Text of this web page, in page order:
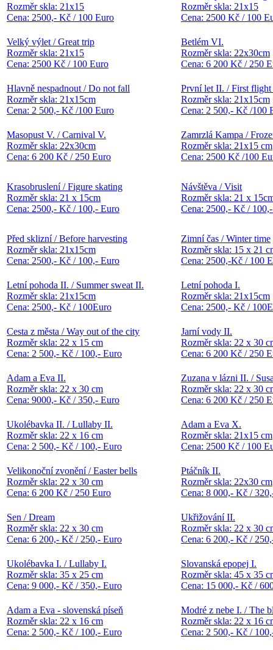
Rozměr skla: 21x15
Cena: 2500,- Kč / 100 Euro
Rozměr skla: 21x15
Cena: 2500 Kč / 100
Velký výlet / Great trip
Rozměr skla: 21x15
Cena: 2500 Kč / 100 Euro
Betlém VI.
Rozměr skla: 22x30cm
Cena: 6 200 Kč / 250
Hlavně nespadnout / Do not fall
Rozměr skla: 21x15cm
Cena: 2 500,- Kč /100 Euro
První let II. / First
Rozměr skla: 21x15cm
Cena: 2 500,- Kč /100
Masopust V. / Carnival V.
Rozměr skla: 22x30cm
Cena: 6 200 Kč / 250 Euro
Zamrzlá Kampa /
Rozměr skla: 21x15 cm
Cena: 2500 Kč /100
Krasobruslení / Figure skating
Rozměr skla: 21 x 15cm
Cena: 2500,- Kč / 100,- Euro
Návštěva / Visit
Rozměr skla: 21 x
Cena: 2500,- Kč /
Před sklizní / Before harvesting
Rozměr skla: 21x15cm
Cena: 2500,- Kč / 100,- Euro
Zimní čas / Winter time
Rozměr skla: 15 x 21
Cena: 2500,-Kč / 100
Letní pohoda II. / Summer sweat II.
Rozměr skla: 21x15cm
Cena: 2500,- Kč / 100Euro
Letní pohoda I.
Rozměr skla: 21x15cm
Cena: 2500,- Kč /
Cesta z města / Way out of the city
Rozměr skla: 22 x 15 cm
Cena: 2 500,- Kč / 100,- Euro
Jarní vody II.
Rozměr skla: 22 x 30
Cena: 6 200 Kč / 250
Adam a Eva II.
Rozměr skla: 22 x 30 cm
Cena: 9000,- Kč / 350,- Euro
Zuzana v lázni II. /
Rozměr skla: 22 x 30
Cena: 6 200 Kč / 250
Ukolébavka II. / Lullaby II.
Rozměr skla: 22 x 16 cm
Cena: 2 500,- Kč / 100,- Euro
Adam a Eva X.
Rozměr skla: 21x15 cm
Cena: 2500 Kč / 100
Velikonoční zvonění / Easter bells
Rozměr skla: 22 x 30 cm
Cena: 6 200 Kč / 250 Euro
Ptáčník II.
Rozměr skla: 22x30 cm
Cena: 8 000,- Kč /
Sen / Dream
Rozměr skla: 22 x 30 cm
Cena: 6 200,- Kč / 250,- Euro
Ukřižování II.
Rozměr skla: 22 x 30
Cena: 6 200,- Kč /
Ukolébavka I. / Lullaby I.
Rozměr skla: 35 x 25 cm
Cena: 9 000,- Kč / 350,- Euro
Slovanská epopej I.
Rozměr skla: 45 x 35
Cena: 15 000,- Kč /
Adam a Eva - slovenská píseň
Rozměr skla: 22 x 16 cm
Cena: 2 500,- Kč / 100,- Euro
Modré z nebe I. / The
Rozměr skla: 22 x 16
Cena: 2 500,- Kč /